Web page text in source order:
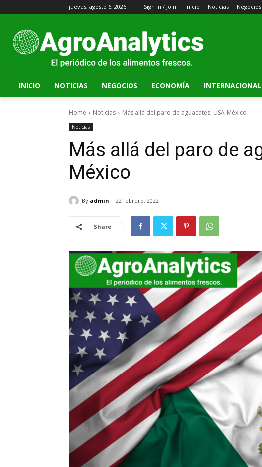
jueves, agosto 6, 2026 Sign in / Join Inicio Noticias Negocios
INICIO NOTICIAS NEGOCIOS ECONOMÍA INTERNACIONAL
Home Noticias Más allá del paro de aguacates: USA-México
Noticias
Más allá del paro de
México
By admin 22 febrero, 2022
Share